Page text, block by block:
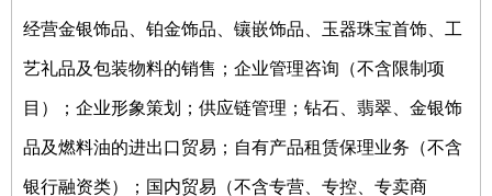
经营金银饰品、铂金饰品、镶嵌饰品、玉器珠宝首饰、工
艺礼品及包装物料的销售；企业管理咨询（不含限制项
目）；企业形象策划；供应链管理；钻石、翡翠、金银饰
品及燃料油的进出口贸易；自有产品租赁保理业务（不含
银行融资类）；国内贸易（不含专营、专控、专卖商